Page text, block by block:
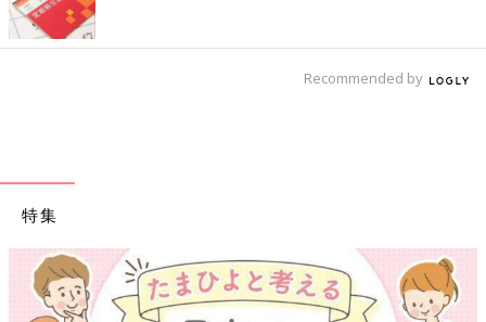
Recommended by
特集